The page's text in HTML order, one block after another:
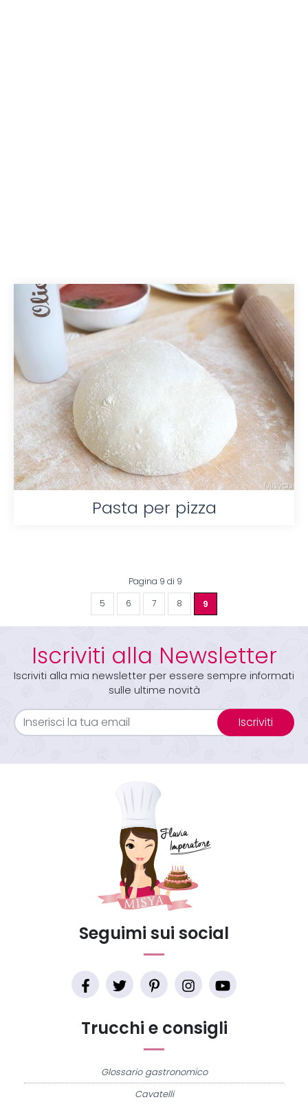
Pasta per pizza
Pagina 9 di 9
5 6 7 8 9
Iscriviti alla Newsletter
Iscriviti alla mia newsletter per essere sempre informati
sulle ultime novità
Iscriviti
Trucchi e consigli
Glossario gastronomico
Cavatelli
Seguimi sui social